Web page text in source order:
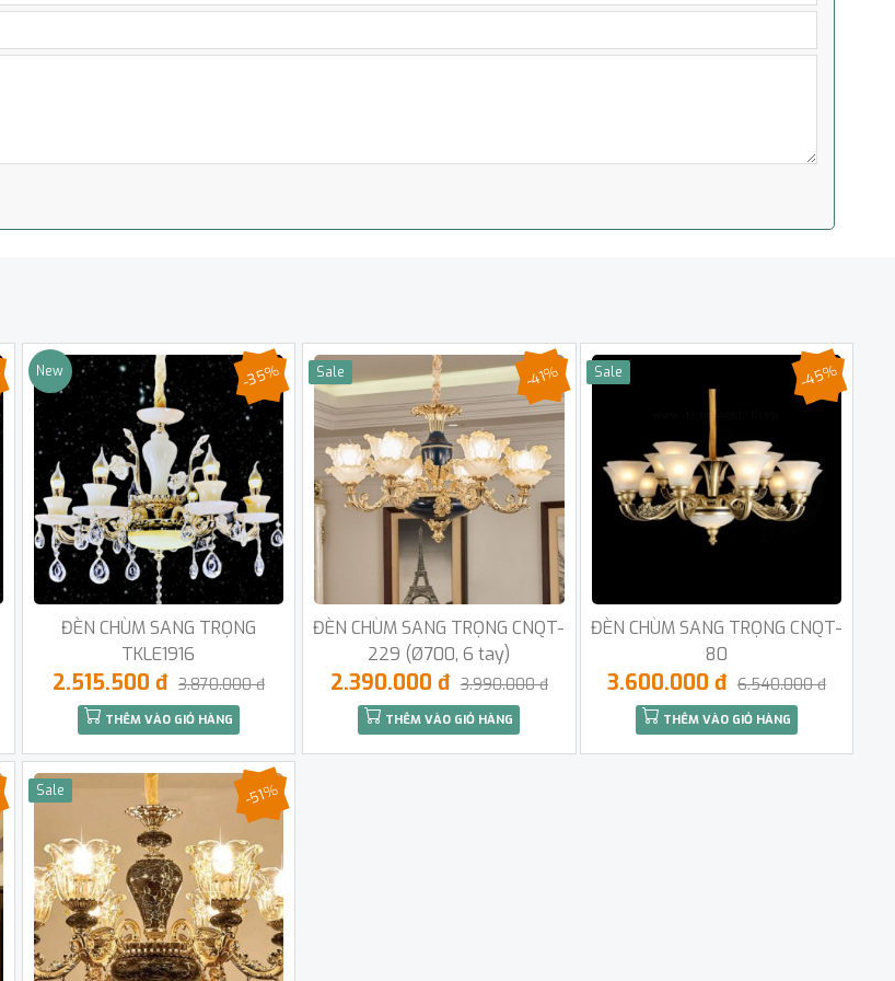
New
ĐÈN CHÙM SANG TRỌNG
TKLE1916
-35%
2.515.500 đ 3.870.000 đ
THÊM VÀO GIỎ HÀNG
Sale
ĐÈN CHÙM SANG TRỌNG CNQT-
229 (Ø700, 6 tay)
-41%
2.390.000 đ 3.990.000 đ
THÊM VÀO GIỎ HÀNG
Sale
ĐÈN CHÙM SANG TRỌNG CNQT-
80
-45%
3.600.000 đ 6.540.000 đ
THÊM VÀO GIỎ HÀNG
Sale -51%